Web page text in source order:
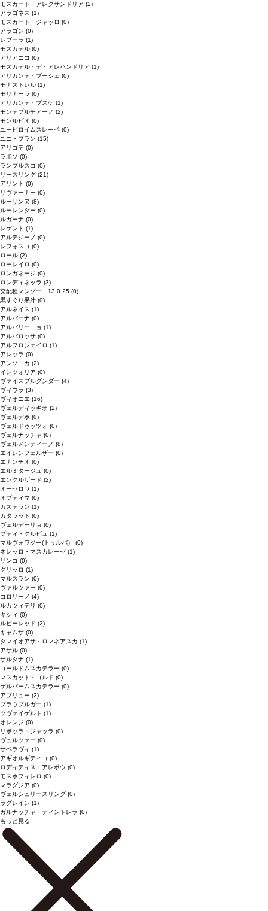
モスカート・アレクサンドリア (2)
アラゴネス (1)
モスカート・ジャッロ (0)
アラゴン (0)
レブーラ (1)
モスカテル (0)
アリアニコ (0)
モスカテル・デ・アレハンドリア (1)
アリカンテ・ブーシェ (0)
モナストレル (1)
モリナーラ (0)
アリカンテ・ブスケ (1)
モンテプルチアーノ (2)
モンルビオ (0)
ユービロイムスレーベ (0)
ユニ・ブラン (15)
アリゴテ (0)
ラボソ (0)
ランブルスコ (0)
リースリング (21)
アリント (0)
リヴァーナー (0)
ルーサンヌ (8)
ルーレンダー (0)
ルガーナ (0)
レゲント (1)
アルテジーノ (0)
レフォスコ (0)
ロール (2)
ローレイロ (0)
ロンガネージ (0)
ロンディネッラ (3)
交配種マンゾーニ13.0.25 (0)
黒すぐり果汁 (0)
アルネイス (1)
アルバーナ (0)
アルバリーニョ (1)
アルバロッサ (0)
アルフロシェイロ (1)
アレッラ (0)
アンソニカ (2)
インツォリア (0)
ヴァイスブルグンダー (4)
ヴィウラ (3)
ヴィオニエ (16)
ヴェルディッキオ (2)
ヴェルデホ (0)
ヴェルドゥッツォ (0)
ヴェルナッチャ (0)
ヴェルメンティーノ (8)
エイレンフェルザー (0)
エナンチオ (0)
エルミタージュ (0)
エンクルザード (2)
オーセロワ (1)
オプティマ (0)
カステラン (1)
カタラット (0)
ヴェルデーリョ (0)
プティ・クルビュ (1)
マルヴォワジー(トゥルバ） (0)
ネレッロ・マスカレーゼ (1)
リンゴ (0)
グリッロ (1)
マルスラン (0)
ヴァルツァー (0)
コロリーノ (4)
ルカツィテリ (0)
キシィ (0)
ルビーレッド (2)
ギャムザ (0)
タマイオアサ・ロマネアスカ (1)
アサル (0)
サルタナ (1)
ゴールドムスカテラー (0)
マスカット・ゴルド (0)
ゲルバームスカテラー (0)
アブリュー (2)
ブラウブルガー (1)
ツヴァイゲルト (1)
オレンジ (0)
リボッラ・ジャッラ (0)
ヴュルツァー (0)
サペラヴィ (1)
アギオルギティコ (0)
ロディティス・アレポウ (0)
モスホフィレロ (0)
マラグジア (0)
ヴェルシュリースリング (0)
ラグレイン (1)
ガルナッチャ・ティントレラ (0)
もっと見る